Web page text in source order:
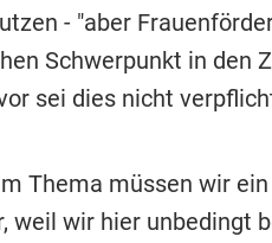
- "aber
Schwerpunkt in den
sei dies nicht
Thema müssen wir
weil wir hier unbedingt